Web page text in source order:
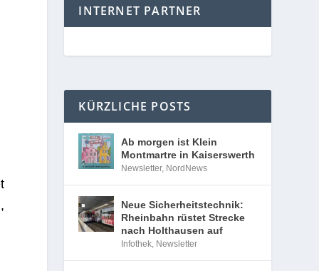
INTERNET PARTNER
KÜRZLICHE POSTS
Ab morgen ist Klein
Montmartre in Kaiserswerth
Newsletter, NordNews
Neue Sicherheitstechnik:
Rheinbahn rüstet Strecke
nach Holthausen auf
Infothek, Newsletter